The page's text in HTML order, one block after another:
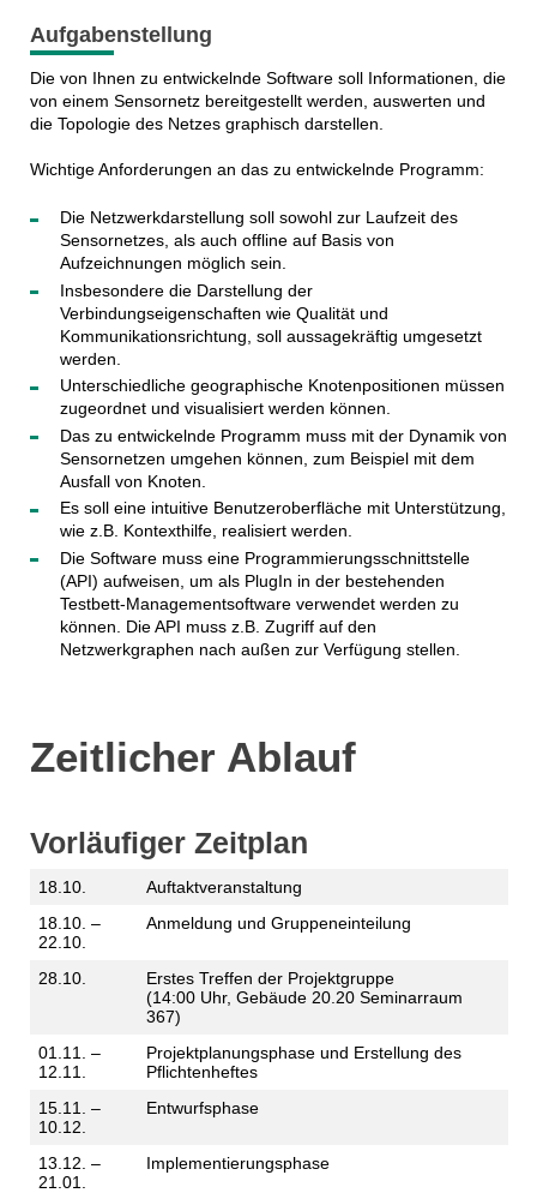
Aufgabenstellung
Die von Ihnen zu entwickelnde Software soll Informationen, die
von einem Sensornetz bereitgestellt werden, auswerten und
die Topologie des Netzes graphisch darstellen.
Wichtige Anforderungen an das zu entwickelnde Programm:
Die Netzwerkdarstellung soll sowohl zur Laufzeit des
Sensornetzes, als auch offline auf Basis von
Aufzeichnungen möglich sein.
Insbesondere die Darstellung der
Verbindungseigenschaften wie Qualität und
Kommunikationsrichtung, soll aussagekräftig umgesetzt
werden.
Unterschiedliche geographische Knotenpositionen müssen
zugeordnet und visualisiert werden können.
Das zu entwickelnde Programm muss mit der Dynamik von
Sensornetzen umgehen können, zum Beispiel mit dem
Ausfall von Knoten.
Es soll eine intuitive Benutzeroberfläche mit Unterstützung,
wie z.B. Kontexthilfe, realisiert werden.
Die Software muss eine Programmierungsschnittstelle
(API) aufweisen, um als PlugIn in der bestehenden
Testbett-Managementsoftware verwendet werden zu
können. Die API muss z.B. Zugriff auf den
Netzwerkgraphen nach außen zur Verfügung stellen.
Zeitlicher Ablauf
Vorläufiger Zeitplan
18.10.
Auftaktveranstaltung
18.10. –
22.10.
Anmeldung und Gruppeneinteilung
28.10.
Erstes Treffen der Projektgruppe
(14:00 Uhr, Gebäude 20.20 Seminarraum
367)
01.11. –
12.11.
Projektplanungsphase und Erstellung des
Pflichtenheftes
15.11. –
10.12.
Entwurfsphase
13.12. –
21.01.
Implementierungsphase